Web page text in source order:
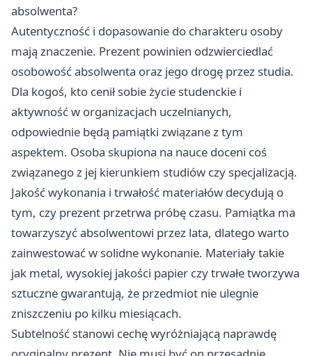
absolwenta?
Autentyczność i dopasowanie do charakteru osoby
mają znaczenie. Prezent powinien odzwierciedlać
osobowość absolwenta oraz jego drogę przez studia.
Dla kogoś, kto cenił sobie życie studenckie i
aktywność w organizacjach uczelnianych,
odpowiednie będą pamiątki związane z tym
aspektem. Osoba skupiona na nauce doceni coś
związanego z jej kierunkiem studiów czy specjalizacją.
Jakość wykonania i trwałość materiałów decydują o
tym, czy prezent przetrwa próbę czasu. Pamiątka ma
towarzyszyć absolwentowi przez lata, dlatego warto
zainwestować w solidne wykonanie. Materiały takie
jak metal, wysokiej jakości papier czy trwałe tworzywa
sztuczne gwarantują, że przedmiot nie ulegnie
zniszczeniu po kilku miesiącach.
Subtelność stanowi cechę wyróżniającą naprawdę